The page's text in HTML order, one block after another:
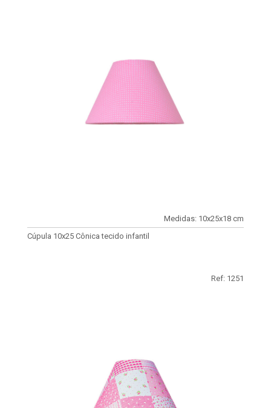
Medidas: 10x25x18 cm
Cúpula 10x25 Cônica tecido infantil
Ref: 1251